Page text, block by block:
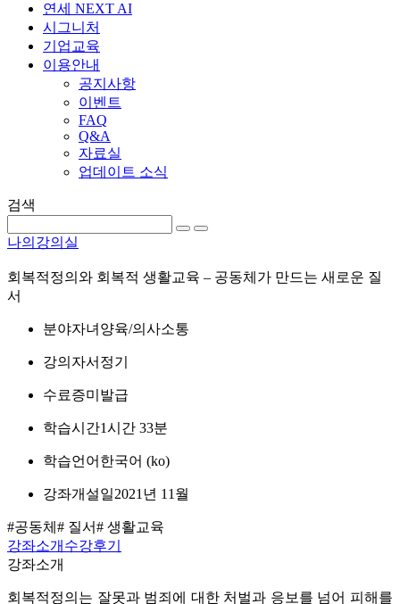
연세 NEXT AI
시그니처
기업교육
이용안내
공지사항
이벤트
FAQ
Q&A
자료실
업데이트 소식
검색
나의강의실
회복적정의와 회복적 생활교육 – 공동체가 만드는 새로운 질
서
분야자녀양육/의사소통
강의자서정기
수료증미발급
학습시간1시간 33분
학습언어 한국어 ‎(ko)‎
강좌개설일2021년 11월
#공동체 # 질서# 생활교육
강좌소개 수강후기
강좌소개
회복적정의는 잘못과 범죄에 대한 처벌과 응보를 넘어 피해를